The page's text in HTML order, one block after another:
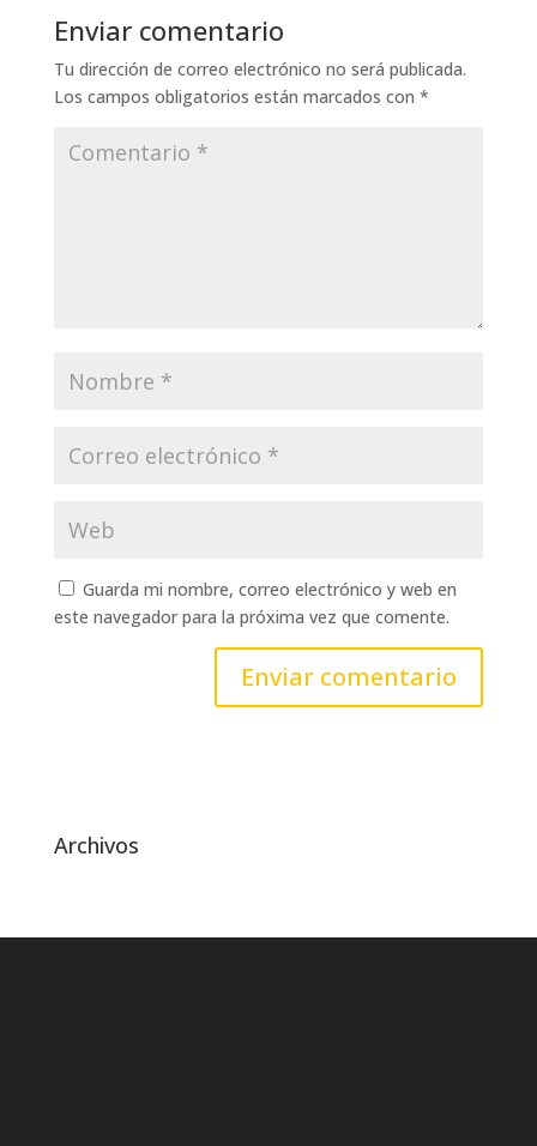
Enviar comentario
Tu dirección de correo electrónico no será publicada.
Los campos obligatorios están marcados con *
Guarda mi nombre, correo electrónico y web en
este navegador para la próxima vez que comente.
Archivos